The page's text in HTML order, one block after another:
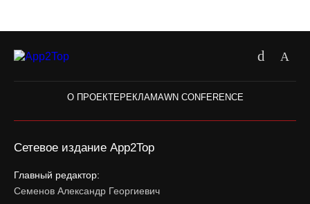
О ПРОЕКТЕРЕКЛАМАWN CONFERENCE
Сетевое издание App2Top
Главный редактор:
Семенов Александр Георгиевич